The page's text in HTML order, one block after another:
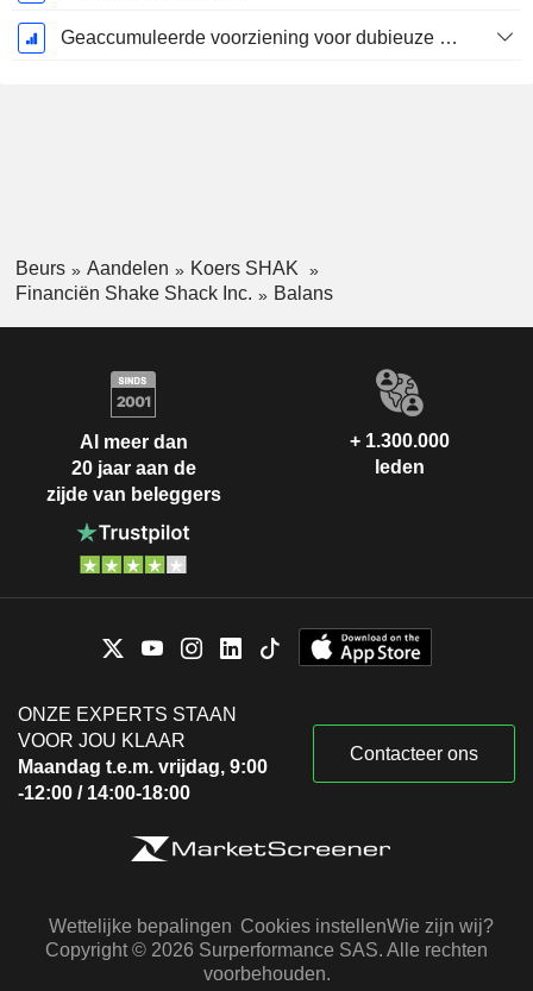
Geaccumuleerde voorziening voor dubieuze debiteuren (supplement)
Beurs Aandelen
Koers SHAK
Financiën Shake Shack Inc.
Balans
Al meer dan
20 jaar aan de
zijde van beleggers
+ 1.300.000
leden
ONZE EXPERTS STAAN
VOOR JOU KLAAR
Maandag t.e.m. vrijdag, 9:00
-12:00 / 14:00-18:00
Contacteer ons
Wettelijke bepalingen Cookies instellenWie zijn wij?
Copyright © 2026 Surperformance SAS. Alle rechten
voorbehouden.